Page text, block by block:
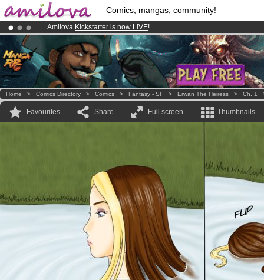
Comics, mangas, community!
Amilova Kickstarter is now LIVE!.
Already 100000membersand 1000comics & mangas!.
Premium membership from3.95 euros per month !Get membership
Home > Comics Directory > Comics > Fantasy - SF > Erwan The Heiress > Ch. 1
Favourites Share Full screen Thumbnails